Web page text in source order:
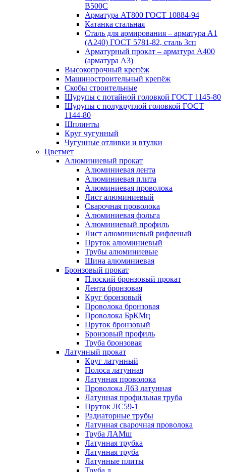
В500С
Арматура АТ800 ГОСТ 10884-94
Катанка стальная
Сталь для армирования – арматура А1
(А240) ГОСТ 5781-82, сталь 3сп
Арматурный прокат – арматура А400
(арматура А3)
Высокопрочный крепёж
Машиностроительный крепёж
Скобы строительные
Шурупы с потайной головкой ГОСТ 1145-80
Шурупы с полукруглой головкой ГОСТ
1144-80
Шплинты
Круг чугунный
Чугунные отливки и втулки
Цветмет
Алюминиевый прокат
Алюминиевая лента
Алюминиевая плита
Алюминиевая проволока
Лист алюминиевый
Сварочная проволока
Алюминиевая фольга
Алюминиевый профиль
Лист алюминиевый рифленый
Пруток алюминиевый
Трубы алюминиевые
Шина алюминиевая
Бронзовый прокат
Плоский бронзовый прокат
Лента бронзовая
Круг бронзовый
Проволока бронзовая
Проволока БрКМц
Пруток бронзовый
Бронзовый профиль
Труба бронзовая
Латунный прокат
Круг латунный
Полоса латунная
Латунная проволока
Проволока Л63 латунная
Латунная профильная труба
Пруток ЛС59-1
Радиаторные трубы
Латунная сварочная проволока
Труба ЛАМш
Латунная трубка
Латунная труба
Латунные плиты
Труба л